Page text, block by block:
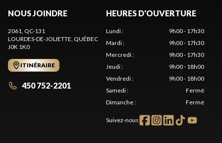
NOUS JOINDRE
2061, QC-131
LOURDES-DE-JOLIETTE , QUÉBEC
J0K 1K0
ITINÉRAIRE
450 752-2201
HEURES D'OUVERTURE
Lundi:
9h00 - 17h30
Mardi:
9h00 - 17h30
Mercredi:
9h00 - 17h30
Jeudi:
9h00 - 18h00
Vendredi:
9h00 - 18h00
Samedi:
Fermé
Dimanche: Fermé
Suivez-nous